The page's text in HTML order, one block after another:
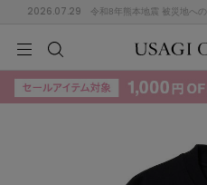
2026.07.29 令和8年熊本地震 被災地へ
検索
KIDSBABYBEAUTYLIFE STYLE
KIDSBABYBEAUTYLIFE STYLE
E